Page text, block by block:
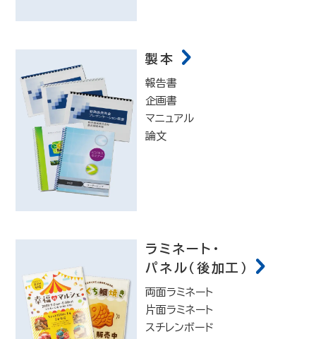
製本
報告書
企画書
マニュアル
論文
ラミネート・
パネル（後加工）
両面ラミネート
片面ラミネート
スチレンボード